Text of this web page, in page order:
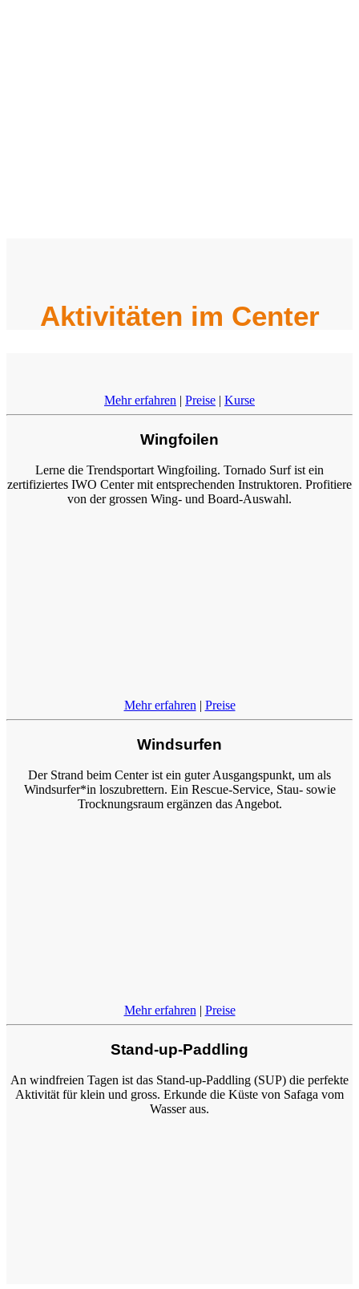
Aktivitäten im Center
Mehr erfahren | Preise | Kurse
Wingfoilen
Lerne die Trendsportart Wingfoiling. Tornado Surf ist ein
zertifiziertes IWO Center mit entsprechenden Instruktoren. Profitiere
von der grossen Wing- und Board-Auswahl.
Mehr erfahren | Preise
Windsurfen
Der Strand beim Center ist ein guter Ausgangspunkt, um als
Windsurfer*in loszubrettern. Ein Rescue-Service, Stau- sowie
Trocknungsraum ergänzen das Angebot.
Mehr erfahren | Preise
Stand-up-Paddling
An windfreien Tagen ist das Stand-up-Paddling (SUP) die perfekte
Aktivität für klein und gross. Erkunde die Küste von Safaga vom
Wasser aus.